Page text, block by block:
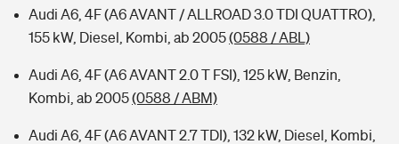
Audi A6, 4F (A6 AVANT / ALLROAD 3.0 TDI QUATTRO),
155 kW, Diesel, Kombi, ab 2005(0588 / ABL)
Audi A6, 4F (A6 AVANT 2.0 T FSI), 125 kW, Benzin,
Kombi, ab 2005(0588 / ABM)
Audi A6, 4F (A6 AVANT 2.7 TDI), 132 kW, Diesel, Kombi,